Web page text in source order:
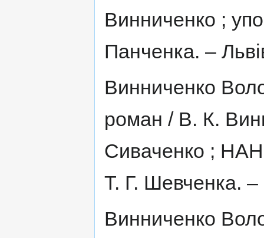
Винниченко ;
Панченка. –
Винниченко
роман / В. К.
Сиваченко ;
Т. Г. Шевченка.
Винниченко